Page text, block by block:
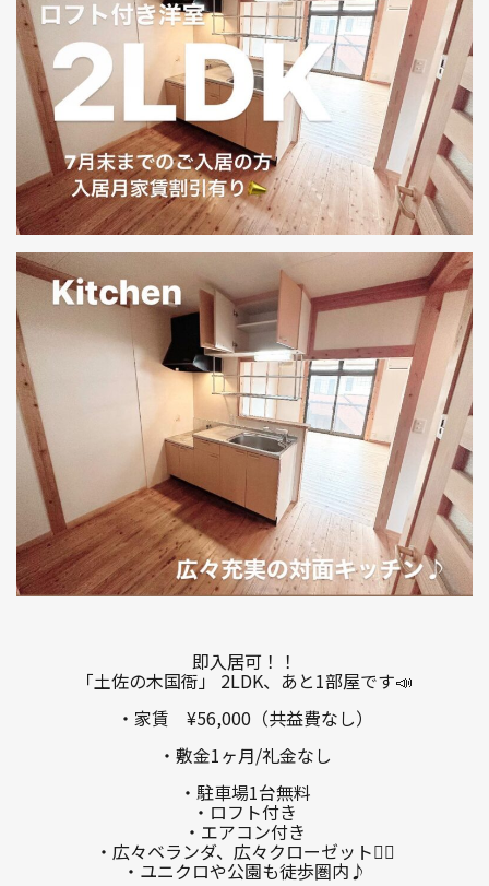
即入居可！！
「土佐の木国衙」 2LDK、あと1部屋です📣
・家賃 ¥56,000（共益費なし）
・敷金1ヶ月/礼金なし
・駐車場1台無料
・ロフト付き
・エアコン付き
・広々ベランダ、広々クローゼット🙆‍♀️
・ユニクロや公園も徒歩圏内♪